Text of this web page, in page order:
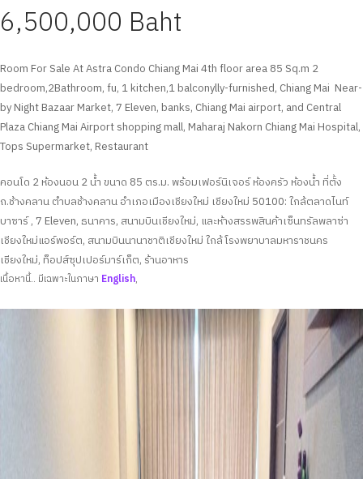
6,500,000 Baht
Room For Sale At Astra Condo Chiang Mai 4th floor area 85 Sq.m 2
bedroom,2Bathroom, fu, 1 kitchen,1 balconylly-furnished, Chiang Mai Near-
by Night Bazaar Market, 7 Eleven, banks, Chiang Mai airport, and Central
Plaza Chiang Mai Airport shopping mall, Maharaj Nakorn Chiang Mai Hospital,
Tops Supermarket, Restaurant
คอนโด 2 ห้องนอน 2 น้ำ ขนาด 85 ตร.ม. พร้อมเฟอร์นิเจอร์ ห้องครัว ห้องน้ำ ที่ตั้ง
ถ.ช้างคลาน ตำบลช้างคลาน อำเภอเมืองเชียงใหม่ เชียงใหม่ 50100: ใกล้ตลาดไนท์
บาซาร์ , 7 Eleven, ธนาคาร, สนามบินเชียงใหม่, และห้างสรรพสินค้าเซ็นทรัลพลาซ่า
เชียงใหม่แอร์พอร์ต, สนามบินนานาชาติเชียงใหม่ ใกล้โรงพยาบาลมหาราชนคร
เชียงใหม่, ท็อปส์ซุปเปอร์มาร์เก็ต, ร้านอาหาร
เนื้อหานี้.. มีเฉพาะในภาษา English,